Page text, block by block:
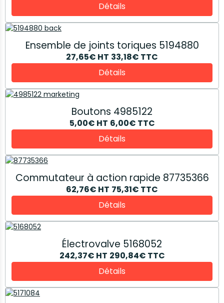
Détails
Ensemble de joints toriques 5194880
27,65€ HT 33,18€ TTC
Détails
Boutons 4985122
5,00€ HT 6,00€ TTC
Détails
Commutateur à action rapide 87735366
62,76€ HT 75,31€ TTC
Détails
Électrovalve 5168052
242,37€ HT 290,84€ TTC
Détails